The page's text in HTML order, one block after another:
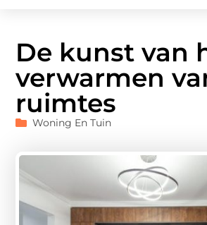
De kunst van
verwarmen
ruimtes
Woning En Tuin